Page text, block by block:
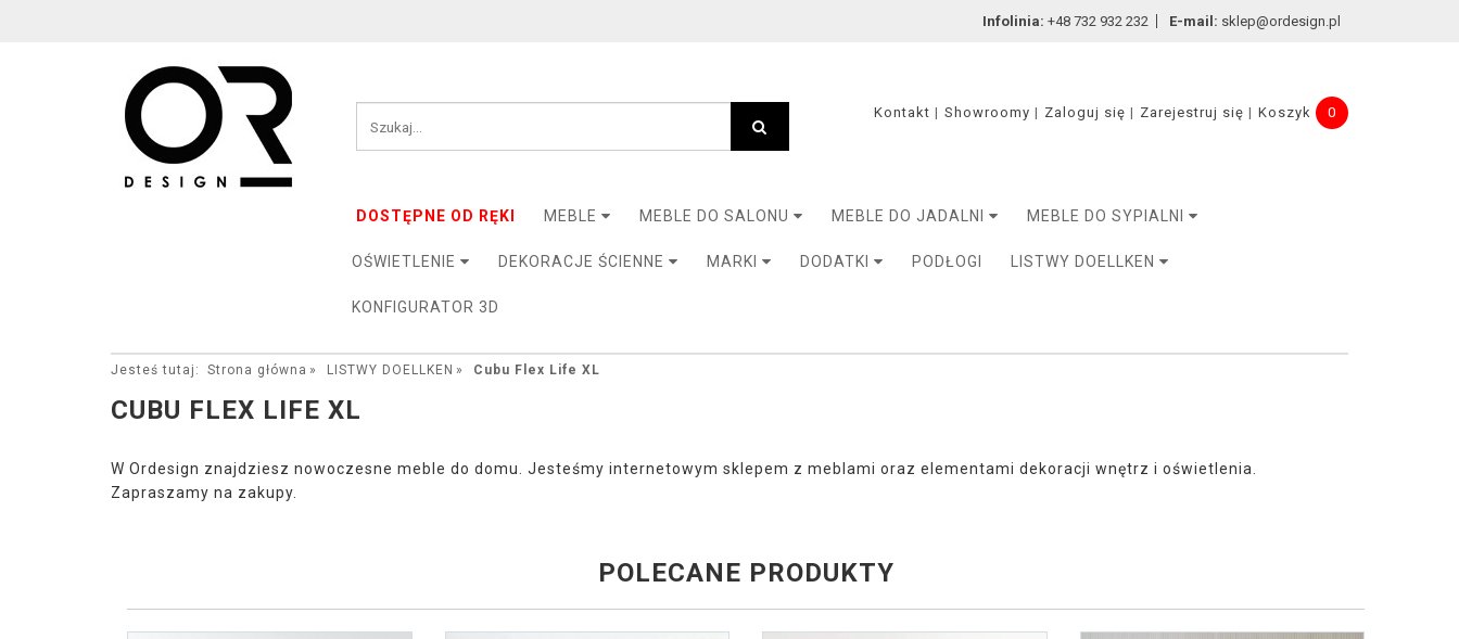
Infolinia: +48 732 932 232 E-mail: sklep@ordesign.pl
Kontakt Showroomy Zaloguj się Zarejestruj się Koszyk 0
DOSTĘPNE OD RĘKI MEBLE MEBLE DO SALONU MEBLE DO JADALNI MEBLE DO SYPIALNI
OŚWIETLENIE DEKORACJE ŚCIENNE MARKI DODATKI PODŁOGI LISTWY DOELLKEN
KONFIGURATOR 3D
Jesteś tutaj: Strona główna LISTWY DOELLKEN Cubu Flex Life XL
CUBU FLEX LIFE XL
W Ordesign znajdziesz nowoczesne meble do domu. Jesteśmy internetowym sklepem z meblami oraz elementami dekoracji wnętrz i oświetlenia.
Zapraszamy na zakupy.
POLECANE PRODUKTY